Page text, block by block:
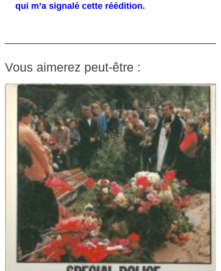
qui m’a signalé cette réédition.
Vous aimerez peut-être :